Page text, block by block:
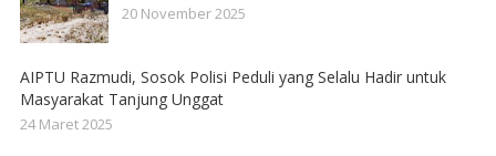
20 November 2025
AIPTU Razmudi, Sosok Polisi Peduli yang Selalu Hadir untuk
Masyarakat Tanjung Unggat
24 Maret 2025